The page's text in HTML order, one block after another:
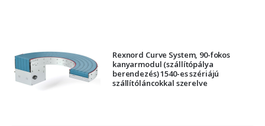
Rexnord Curve System, 90-fokos
kanyarmodul (szállítópálya
berendezés) 1540-es szériájú
szállítóláncokkal szerelve